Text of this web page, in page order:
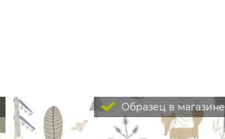
Образец в магазине